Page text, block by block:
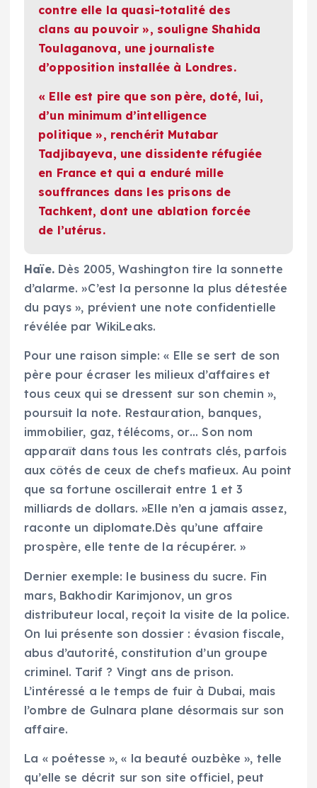
contre elle la quasi-totalité des
clans au pouvoir », souligne Shahida
Toulaganova, une journaliste
d’opposition installée à Londres.
« Elle est pire que son père, doté, lui,
d’un minimum d’intelligence
politique », renchérit Mutabar
Tadjibayeva, une dissidente réfugiée
en France et qui a enduré mille
souffrances dans les prisons de
Tachkent, dont une ablation forcée
de l’utérus.
Haïe.Dès 2005, Washington tire la sonnette
d’alarme. »C’est la personne la plus détestée
du pays », prévient une note confidentielle
révélée par WikiLeaks.
Pour une raison simple: « Elle se sert de son
père pour écraser les milieux d’affaires et
tous ceux qui se dressent sur son chemin »,
poursuit la note. Restauration, banques,
immobilier, gaz, télécoms, or… Son nom
apparaît dans tous les contrats clés, parfois
aux côtés de ceux de chefs mafieux. Au point
que sa fortune oscillerait entre 1 et 3
milliards de dollars. »Elle n’en a jamais assez,
raconte un diplomate.Dès qu’une affaire
prospère, elle tente de la récupérer. »
Dernier exemple: le business du sucre. Fin
mars, Bakhodir Karimjonov, un gros
distributeur local, reçoit la visite de la police.
On lui présente son dossier : évasion fiscale,
abus d’autorité, constitution d’un groupe
criminel. Tarif ? Vingt ans de prison.
L’intéressé a le temps de fuir à Dubai, mais
l’ombre de Gulnara plane désormais sur son
affaire.
La « poétesse », « la beauté ouzbèke », telle
qu’elle se décrit sur son site officiel, peut